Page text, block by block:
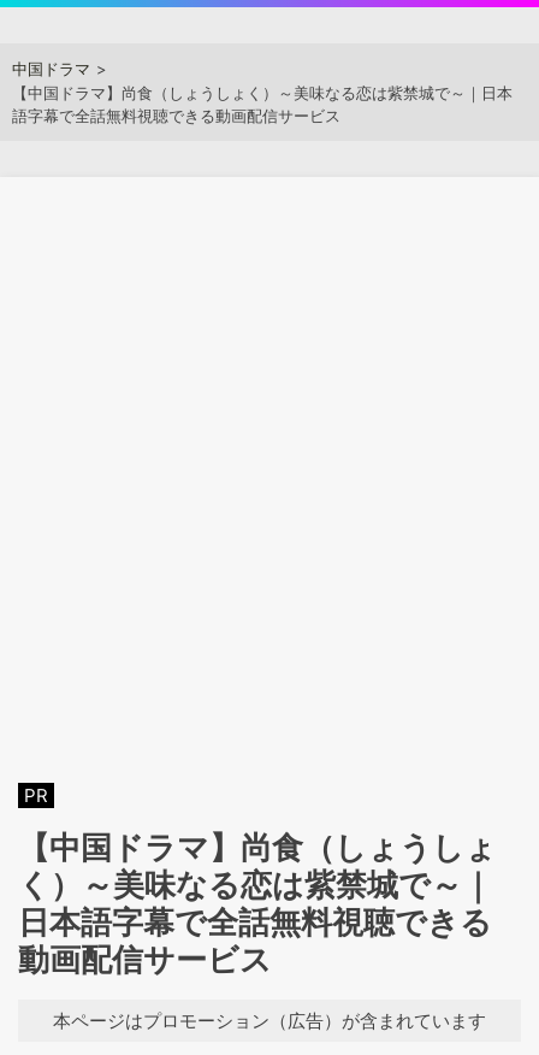
content
アジアンステージ
中国ドラマ
【中国ドラマ】尚食（しょうしょく）～美味なる恋は紫禁城で～｜日本
語字幕で全話無料視聴できる動画配信サービス
PR
【中国ドラマ】尚食（しょうしょ
く）～美味なる恋は紫禁城で～｜
日本語字幕で全話無料視聴できる
動画配信サービス
本ページはプロモーション（広告）が含まれています